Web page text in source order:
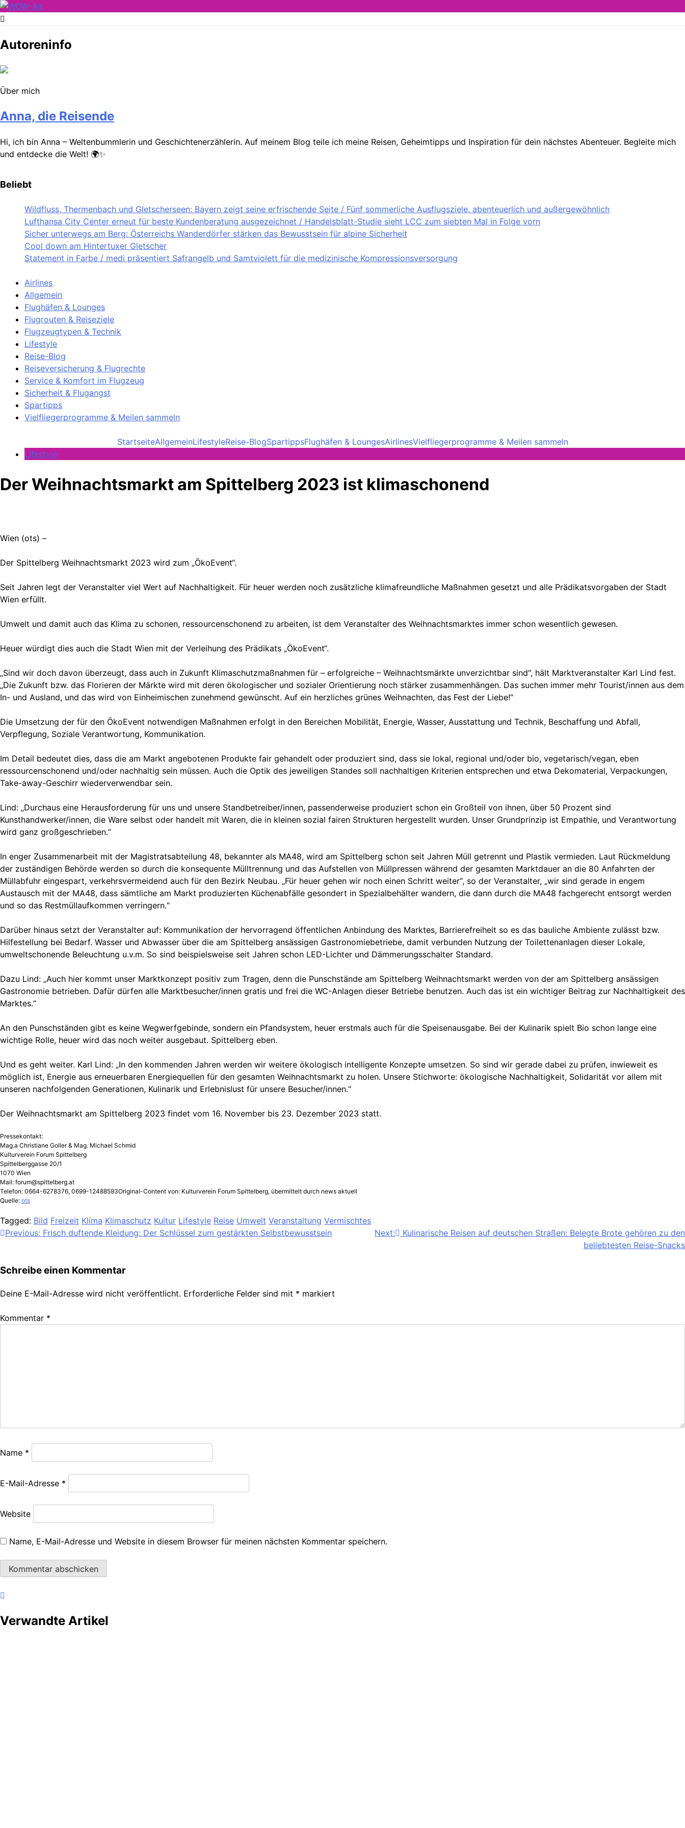
Skip
to
WOW-Air
Autoreninfo
Über mich
Anna, die Reisende
Hi, ich bin Anna – Weltenbummlerin und Geschichtenerzählerin. Auf meinem Blog teile ich meine Reisen, Geheimtipps und Inspiration für dein nächstes Abenteuer. Begleite mich
und entdecke die Welt! 🌍✨
Beliebt
Wildfluss, Thermenbach und Gletscherseen: Bayern zeigt seine erfrischende Seite / Fünf sommerliche Ausflugsziele, abenteuerlich und außergewöhnlich
Lufthansa City Center erneut für beste Kundenberatung ausgezeichnet / Handelsblatt-Studie sieht LCC zum siebten Mal in Folge vorn
Sicher unterwegs am Berg: Österreichs Wanderdörfer stärken das Bewusstsein für alpine Sicherheit
Cool down am Hintertuxer Gletscher
Statement in Farbe / medi präsentiert Safrangelb und Samtviolett für die medizinische Kompressionsversorgung
Airlines
Allgemein
Flughäfen & Lounges
Flugrouten & Reiseziele
Flugzeugtypen & Technik
Lifestyle
Reise-Blog
Reiseversicherung & Flugrechte
Service & Komfort im Flugzeug
Sicherheit & Flugangst
Spartipps
Vielfliegerprogramme & Meilen sammeln
StartseiteAllgemeinLifestyleReise-BlogSpartippsFlughäfen & LoungesAirlinesVielfliegerprogramme & Meilen sammeln
Lifestyle
Der Weihnachtsmarkt am Spittelberg 2023 ist klimaschonend
Wien (ots) –
Der Spittelberg Weihnachtsmarkt 2023 wird zum „ÖkoEvent“.
Seit Jahren legt der Veranstalter viel Wert auf Nachhaltigkeit. Für heuer werden noch zusätzliche klimafreundliche Maßnahmen gesetzt und alle Prädikatsvorgaben der Stadt
Wien erfüllt.
Umwelt und damit auch das Klima zu schonen, ressourcenschonend zu arbeiten, ist dem Veranstalter des Weihnachtsmarktes immer schon wesentlich gewesen.
Heuer würdigt dies auch die Stadt Wien mit der Verleihung des Prädikats „ÖkoEvent“.
„Sind wir doch davon überzeugt, dass auch in Zukunft Klimaschutzmaßnahmen für – erfolgreiche – Weihnachtsmärkte unverzichtbar sind“, hält Marktveranstalter Karl Lind fest.
„Die Zukunft bzw. das Florieren der Märkte wird mit deren ökologischer und sozialer Orientierung noch stärker zusammenhängen. Das suchen immer mehr Tourist/innen aus dem
In- und Ausland, und das wird von Einheimischen zunehmend gewünscht. Auf ein herzliches grünes Weihnachten, das Fest der Liebe!“
Die Umsetzung der für den ÖkoEvent notwendigen Maßnahmen erfolgt in den Bereichen Mobilität, Energie, Wasser, Ausstattung und Technik, Beschaffung und Abfall,
Verpflegung, Soziale Verantwortung, Kommunikation.
Im Detail bedeutet dies, dass die am Markt angebotenen Produkte fair gehandelt oder produziert sind, dass sie lokal, regional und/oder bio, vegetarisch/vegan, eben
ressourcenschonend und/oder nachhaltig sein müssen. Auch die Optik des jeweiligen Standes soll nachhaltigen Kriterien entsprechen und etwa Dekomaterial, Verpackungen,
Take-away-Geschirr wiederverwendbar sein.
Lind: „Durchaus eine Herausforderung für uns und unsere Standbetreiber/innen, passenderweise produziert schon ein Großteil von ihnen, über 50 Prozent sind
Kunsthandwerker/innen, die Ware selbst oder handelt mit Waren, die in kleinen sozial fairen Strukturen hergestellt wurden. Unser Grundprinzip ist Empathie, und Verantwortung
wird ganz großgeschrieben.“
In enger Zusammenarbeit mit der Magistratsabteilung 48, bekannter als MA48, wird am Spittelberg schon seit Jahren Müll getrennt und Plastik vermieden. Laut Rückmeldung
der zuständigen Behörde werden so durch die konsequente Mülltrennung und das Aufstellen von Müllpressen während der gesamten Marktdauer an die 80 Anfahrten der
Müllabfuhr eingespart, verkehrsvermeidend auch für den Bezirk Neubau. „Für heuer gehen wir noch einen Schritt weiter“, so der Veranstalter, „wir sind gerade in engem
Austausch mit der MA48, dass sämtliche am Markt produzierten Küchenabfälle gesondert in Spezialbehälter wandern, die dann durch die MA48 fachgerecht entsorgt werden
und so das Restmüllaufkommen verringern.“
Darüber hinaus setzt der Veranstalter auf: Kommunikation der hervorragend öffentlichen Anbindung des Marktes, Barrierefreiheit so es das bauliche Ambiente zulässt bzw.
Hilfestellung bei Bedarf. Wasser und Abwasser über die am Spittelberg ansässigen Gastronomiebetriebe, damit verbunden Nutzung der Toilettenanlagen dieser Lokale,
umweltschonende Beleuchtung u.v.m. So sind beispielsweise seit Jahren schon LED-Lichter und Dämmerungsschalter Standard.
Dazu Lind: „Auch hier kommt unser Marktkonzept positiv zum Tragen, denn die Punschstände am Spittelberg Weihnachtsmarkt werden von der am Spittelberg ansässigen
Gastronomie betrieben. Dafür dürfen alle Marktbesucher/innen gratis und frei die WC-Anlagen dieser Betriebe benutzen. Auch das ist ein wichtiger Beitrag zur Nachhaltigkeit des
Marktes.“
An den Punschständen gibt es keine Wegwerfgebinde, sondern ein Pfandsystem, heuer erstmals auch für die Speisenausgabe. Bei der Kulinarik spielt Bio schon lange eine
wichtige Rolle, heuer wird das noch weiter ausgebaut. Spittelberg eben.
Und es geht weiter. Karl Lind: „In den kommenden Jahren werden wir weitere ökologisch intelligente Konzepte umsetzen. So sind wir gerade dabei zu prüfen, inwieweit es
möglich ist, Energie aus erneuerbaren Energiequellen für den gesamten Weihnachtsmarkt zu holen. Unsere Stichworte: ökologische Nachhaltigkeit, Solidarität vor allem mit
unseren nachfolgenden Generationen, Kulinarik und Erlebnislust für unsere Besucher/innen.“
Der Weihnachtsmarkt am Spittelberg 2023 findet vom 16. November bis 23. Dezember 2023 statt.
Pressekontakt:
Mag.a Christiane Goller & Mag. Michael Schmid
Kulturverein Forum Spittelberg
Spittelberggasse 20/1
1070 Wien
Mail: forum@spittelberg.at
Telefon: 0664-6278376, 0699-12488593Original-Content von: Kulturverein Forum Spittelberg, übermittelt durch news aktuell
Quelle: ots
Tagged: Bild Freizeit Klima Klimaschutz Kultur Lifestyle Reise Umwelt Veranstaltung Vermischtes
Beitragsnavigation
Previous: Frisch duftende Kleidung: Der Schlüssel zum gestärkten Selbstbewusstsein Next:
Kulinarische Reisen auf deutschen Straßen: Belegte Brote gehören zu den
beliebtesten Reise-Snacks
Schreibe einen Kommentar
Deine E-Mail-Adresse wird nicht veröffentlicht. Erforderliche Felder sind mit * markiert
Kommentar *
Name *
E-Mail-Adresse *
Website
Name, E-Mail-Adresse und Website in diesem Browser für meinen nächsten Kommentar speichern.
Verwandte Artikel